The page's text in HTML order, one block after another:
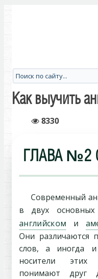
Как выучить
8330
ГЛАВА №2
Современный
в двух основных
английском и
Они различаются
слов, а иногда
носители этих
понимают друг